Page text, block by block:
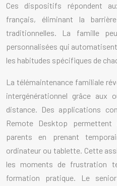
Ces dispositifs répondent
français, éliminant la
traditionnelles. La famille
personnalisées qui
les habitudes spécifiques de
La télémaintenance familiale
intergénérationnel grâce
distance. Des applications
Remote Desktop permettent
parents en prenant
ordinateur ou tablette. Cette
les moments de frustration
formation pratique. Le